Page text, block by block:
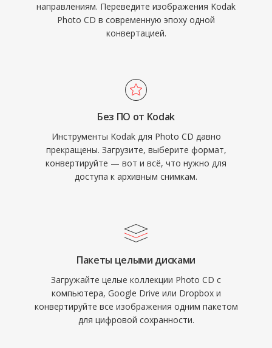
направлениям. Переведите изображения Kodak
Photo CD в современную эпоху одной
конвертацией.
Без ПО от Kodak
Инструменты Kodak для Photo CD давно
прекращены. Загрузите, выберите формат,
конвертируйте — вот и всё, что нужно для
доступа к архивным снимкам.
Пакеты целыми дисками
Загружайте целые коллекции Photo CD с
компьютера, Google Drive или Dropbox и
конвертируйте все изображения одним пакетом
для цифровой сохранности.